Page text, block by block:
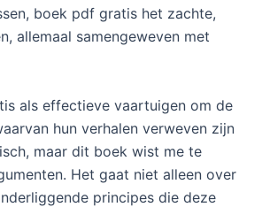
boek pdf gratis het zachte,
allemaal samengeweven met
als effectieve vaartuigen om de
hun verhalen verweven zijn
maar dit boek wist me te
Het gaat niet alleen over
principes die deze